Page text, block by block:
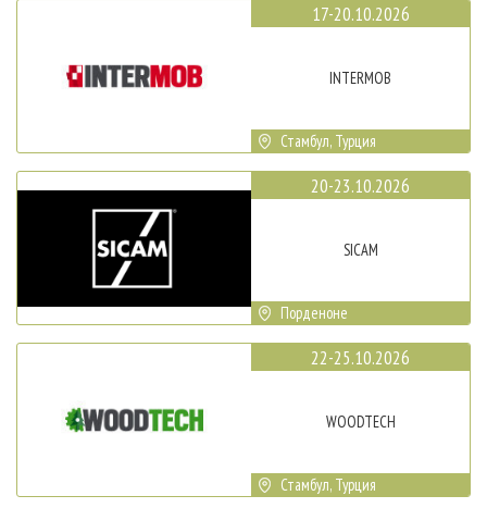
17-20.10.2026
INTERMOB
Стамбул, Турция
20-23.10.2026
SICAM
Порденоне
22-25.10.2026
WOODTECH
Стамбул, Турция